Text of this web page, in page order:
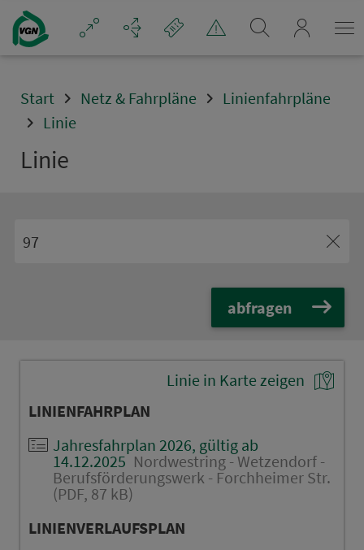
Navigation überspringen
Start Netz & Fahrpläne
Linienfahrpläne
Linie
Linie
abfragen
Linie in Karte zeigen
LINIENFAHRPLAN
Jahresfahrplan 2026, gültig ab
14.12.2025 Nordwestring - Wetzendorf -
Berufsförderungswerk - Forchheimer Str.
(PDF, 87 kB)
LINIENVERLAUFSPLAN